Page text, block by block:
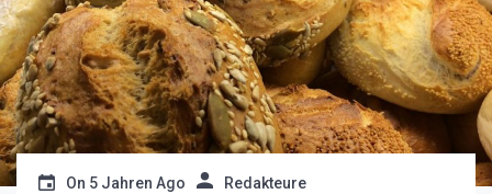
On 5 Jahren Ago Redakteure